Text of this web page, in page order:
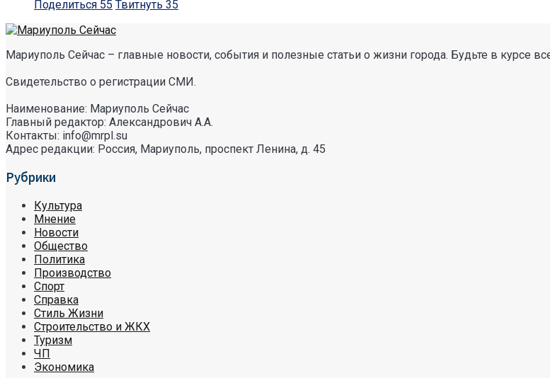
Поделиться 55 Твитнуть 35
Мариуполь Сейчас – главные новости, события и полезные статьи о жизни города. Будьте в курсе
Свидетельство о регистрации СМИ.
Наименование: Мариуполь Сейчас
Главный редактор: Александрович А.А.
Контакты: info@mrpl.su
Адрес редакции: Россия, Мариуполь, проспект Ленина, д. 45
Рубрики
Культура
Мнение
Новости
Общество
Политика
Производство
Спорт
Справка
Стиль Жизни
Строительство и ЖКХ
Туризм
ЧП
Экономика